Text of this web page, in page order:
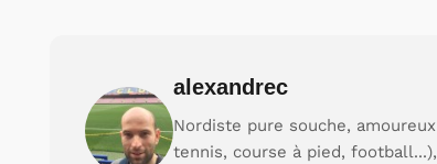
alexandrec
Nordiste pure souche,
tennis, course à pied,